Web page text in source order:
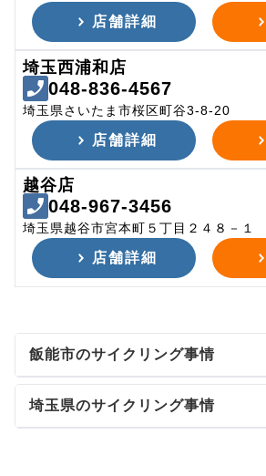
店舗詳細
埼玉西浦和店
048-836-4567
埼玉県さいたま市桜区町谷3-8-20
店舗詳細
越谷店
048-967-3456
埼玉県越谷市宮本町５丁目２４８－１
店舗詳細
飯能市のサイクリング事情
埼玉県のサイクリング事情